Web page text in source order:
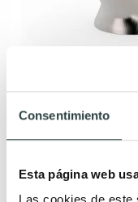
Consentimiento
Esta página web
Grifo de bidé Tres
Bimando
314,33€